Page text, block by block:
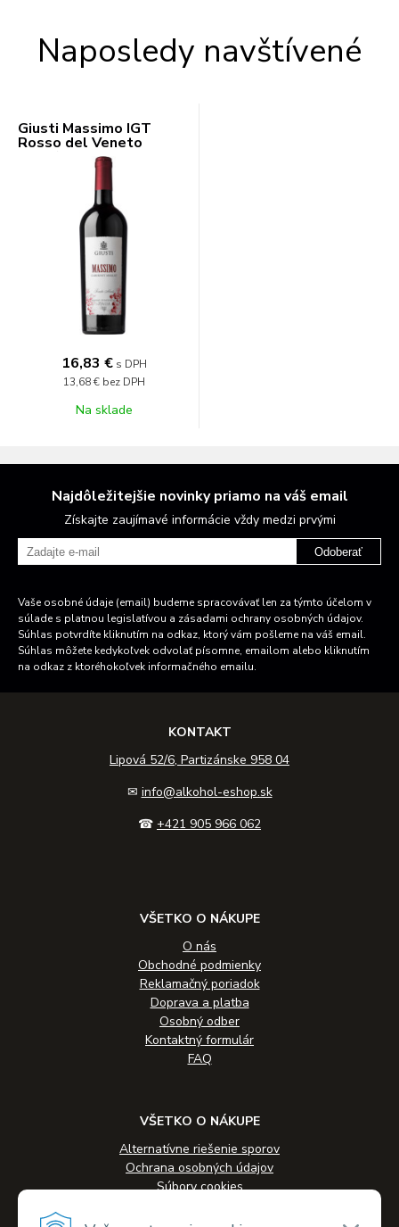
Naposledy navštívené
Giusti Massimo IGT
Rosso del Veneto
13,5% 0,75l
16,83 € s DPH
13,68 € bez DPH
Na sklade
Najdôležitejšie novinky priamo na váš email
Získajte zaujímavé informácie vždy medzi prvými
Odoberať
Vaše osobné údaje (email) budeme spracovávať len za týmto účelom v
súlade s platnou legislatívou a zásadami ochrany osobných údajov.
Súhlas potvrdíte kliknutím na odkaz, ktorý vám pošleme na váš email.
Súhlas môžete kedykoľvek odvolať písomne, emailom alebo kliknutím
na odkaz z ktoréhokoľvek informačného emailu.
KONTAKT
Lipová 52/6, Partizánske 958 04
✉ info@alkohol-eshop.sk
☎ +421 905 966 062
VŠETKO O NÁKUPE
O nás
Obchodné podmienky
Reklamačný poriadok
Doprava a platba
Osobný odber
Kontaktný formulár
FAQ
VŠETKO O NÁKUPE
Alternatívne riešenie sporov
Ochrana osobných údajov
Súbory cookies